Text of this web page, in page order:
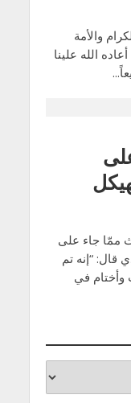
والأمة
الله علينا
ممّا جاء على
قال: “إنه تم
وأختام في